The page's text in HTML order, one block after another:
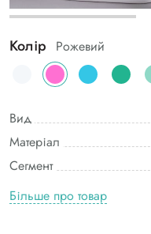
Колір Рожевий
Вид
Матеріал
Сегмент
Більше про товар